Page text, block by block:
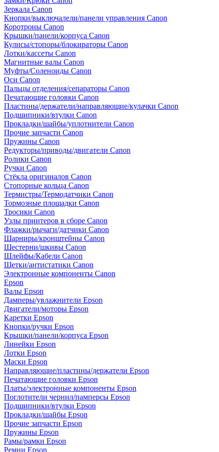
Зеркала Canon
Кнопки/выключалели/панели управления Canon
Коротроны Canon
Крышки/панели/корпуса Canon
Кулисы/стопоры/блокираторы Canon
Лотки/кассеты Canon
Магнитные валы Canon
Муфты/Соленоиды Canon
Оси Canon
Пальцы отделения/сепараторы Canon
Печатающие головки Canon
Пластины/держатели/направляющие/кулачки Canon
Подшипники/втулки Canon
Прокладки/шайбы/уплотнители Canon
Прочие запчасти Canon
Пружины Canon
Редукторы/приводы/двигатели Canon
Ролики Canon
Ручки Canon
Стёкла оригиналов Canon
Стопорные кольца Canon
Термистры/Термодатчики Canon
Тормозные площадки Canon
Тросики Canon
Узлы принтеров в сборе Canon
Флажки/рычаги/датчики Canon
Шарниры/кронштейны Canon
Шестерни/шкивы Canon
Шлейфы/Кабели Canon
Щетки/антистатики Canon
Электронные компоненты Canon
Epson
Валы Epson
Дамперы/увлажнители Epson
Двигатели/моторы Epson
Каретки Epson
Кнопки/ручки Epson
Крышки/панели/корпуса Epson
Линейки Epson
Лотки Epson
Маски Epson
Направляющие/пластины/держатели Epson
Печатающие головки Epson
Платы/электронные компоненты Epson
Поглотители чернил/памперсы Epson
Подшипники/втулки Epson
Прокладки/шайбы Epson
Прочие запчасти Epson
Пружины Epson
Рамы/рамки Epson
Ремни Epson